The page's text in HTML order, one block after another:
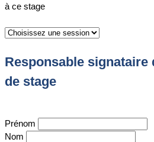
à ce stage
Responsable signataire
de stage
Prénom
Nom